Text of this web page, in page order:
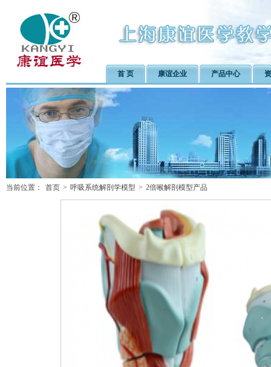
首 页 康谊企业 产品中心
当前位置： 首页 > 呼吸系统解剖学模型 > 2倍喉解剖模型产品